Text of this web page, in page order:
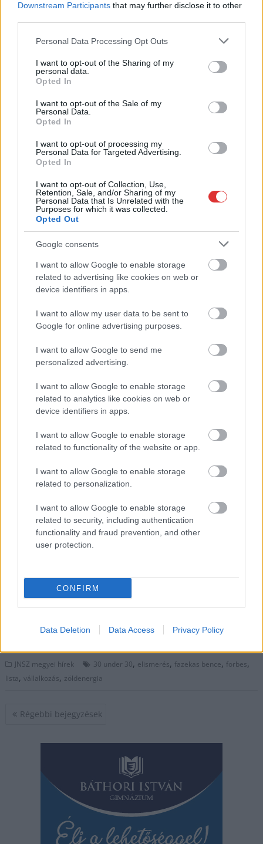
Downstream Participants that may further disclose it to other
Please note that this website/app uses one or more Google
not limited to your visit or usage behaviour. You may click to
grant or deny consent to Google and its third-party tags to
use your data for below specified purposes in below Google
consent section.
Personal Data Processing Opt Outs
I want to opt-out of the Sharing of my
personal data.
Opted In
I want to opt-out of the Sale of my
Personal Data.
Opted In
I want to opt-out of processing my
Personal Data for Targeted Advertising.
Opted In
I want to opt-out of Collection, Use,
Retention, Sale, and/or Sharing of my
Personal Data that Is Unrelated with the
Purposes for which it was collected.
Opted Out
Google consents
I want to allow Google to enable storage
related to advertising like cookies on web or
device identifiers in apps.
I want to allow my user data to be sent to
Google for online advertising purposes.
I want to allow Google to send me
personalized advertising.
I want to allow Google to enable storage
related to analytics like cookies on web or
device identifiers in apps.
I want to allow Google to enable storage
related to functionality of the website or app.
I want to allow Google to enable storage
related to personalization.
I want to allow Google to enable storage
related to security, including authentication
functionality and fraud prevention, and other
user protection.
CONFIRM
Data Deletion Data Access Privacy Policy
mellett a honvédsereg
legnevesebb tábornokai közösen készítették elő a tavaszi
hadjárat győzelmeit. Az örökség napjainkban a Város Napján,
a legrangosabb helyi kitüntetések átadásával él tovább.
TOVÁBB OLVASOM
JNSZ megyei hírek díj, díjátadó,elismerés Jászberény,tavaszi
,város napja
Ki legyen Szolnok díszpolgára?
2026.03.30.
Szolnok
önkormányzata idén is
azon személyekre és
közösségekre, akik
munkásságukkal,
elhivatottságukkal és
öregbítéséhez. A lakossági és szervezeti ajánlásokat április
végéig nyújthatják be a Szolnok Díszpolgára címre, valamint
az Ezüst Pelikán Díjra.
Szolnok díj, díszpolgár ,elismerés,Önkormányzat
Szolnok megyei fiatal, aki a jövőt írja
2026.03.16. szol24.hu
A Forbes magazin
listáját, hogy elismerje
különböző iparágak 30
találunk – közös családi vállalkozásból a nemzetközi
zöldenergia-piacig jutott Fazekas Bence és unokatestvére,
Gergő.
JNSZ megyei hírek 30 under 30, elismerés, fazekas bence, forbes,
lista,vállalkozás, zöldenergia
Bejegyzés
Régebbi bejegyzések